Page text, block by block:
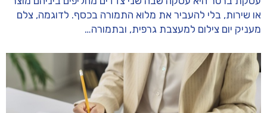
או שירות, בלי להעביר את מלוא התמורה בכסף. לדוגמה, צלם
מעניק יום צילום למעצבת גרפית, ובתמורה…